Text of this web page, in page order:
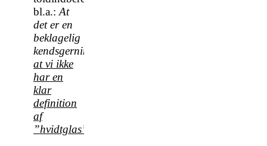
bl.a.: At
det er en
beklagelig
kendsgerning,
at vi ikke
har en
klar
definition
af
”hvidtglas”